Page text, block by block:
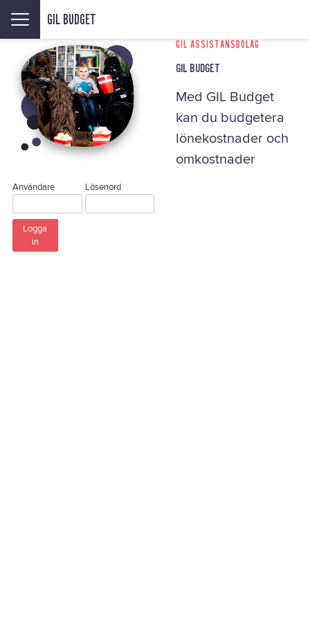
GIL BUDGET
GIL ASSISTANSBOLAG
GIL BUDGET
Med GIL Budget
kan du budgetera
lönekostnader och
omkostnader
Användare Lösenord
Logga
in